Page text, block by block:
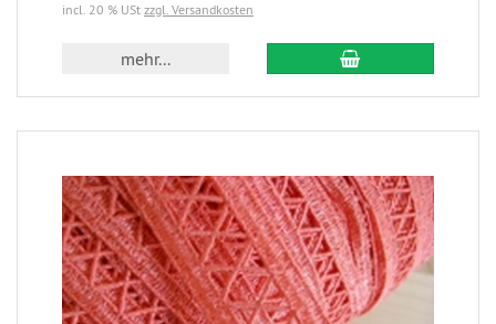
incl. 20 % USt zzgl. Versandkosten
mehr...